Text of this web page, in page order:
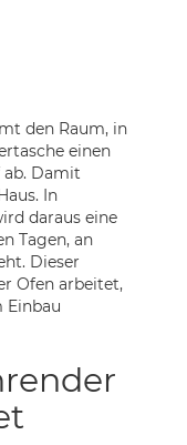
den Raum, in
einen
ab. Damit
In
daraus eine
Tagen, an
Dieser
Ofen arbeitet,
Einbau